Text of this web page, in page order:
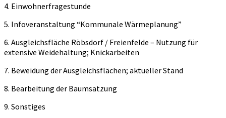
4. Einwohnerfragestunde
5. Infoveranstaltung “Kommunale Wärmeplanung”
6. Ausgleichsfläche Röbsdorf / Freienfelde – Nutzung für
extensive Weidehaltung; Knickarbeiten
7. Beweidung der Ausgleichsflächen; aktueller Stand
8. Bearbeitung der Baumsatzung
9. Sonstiges